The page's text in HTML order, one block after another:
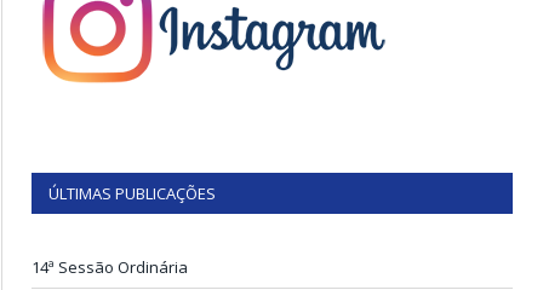
ÚLTIMAS PUBLICAÇÕES
14ª Sessão Ordinária